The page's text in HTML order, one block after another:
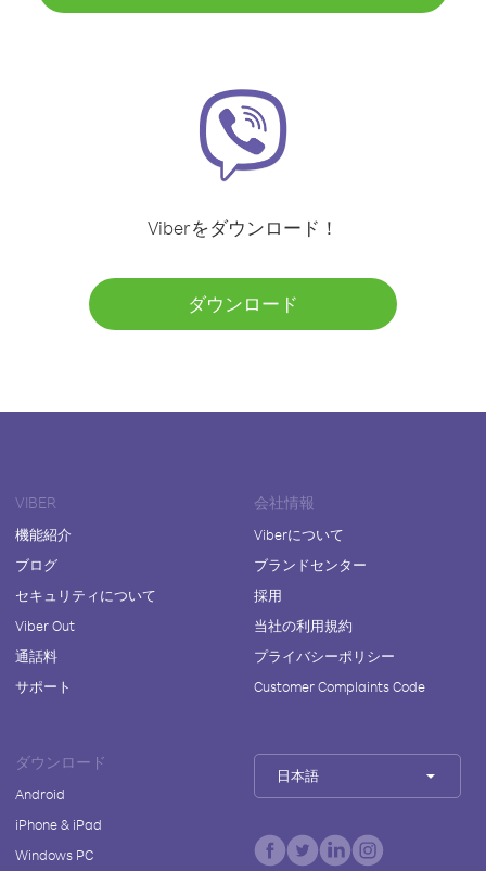
Viberをダウンロード！
ダウンロード
VIBER
機能紹介
ブログ
セキュリティについて
Viber Out
通話料
サポート
会社情報
Viberについて
ブランドセンター
採用
当社の利用規約
プライバシーポリシー
Customer Complaints Code
ダウンロード
Android
iPhone & iPad
Windows PC
日本語